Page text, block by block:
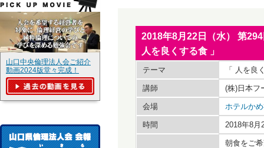
2018年8月22日（水） 第
人を良くする食 」
テーマ 「 人を良
講師 (株)日本
会場 ホテルか
時間 2018年8
朝食をご
山口中央倫理法人会ご紹介
動画2024版堂々完成！